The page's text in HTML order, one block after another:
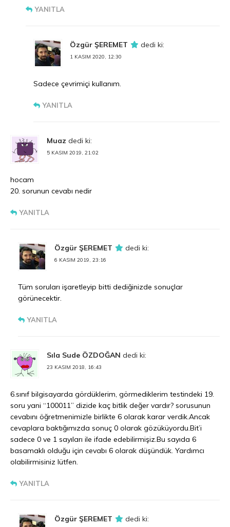
YANITLA
Özgür ŞEREMET dedi ki:
1 KASIM 2020, 12:30
Sadece çevrimiçi kullanım.
YANITLA
Muaz dedi ki:
5 KASIM 2019, 21:02
hocam
20. sorunun cevabı nedir
YANITLA
Özgür ŞEREMET dedi ki:
6 KASIM 2019, 23:16
Tüm soruları işaretleyip bitti dediğinizde sonuçlar
görünecektir.
YANITLA
Sıla Sude ÖZDOĞAN dedi ki:
23 KASIM 2018, 16:43
6.sınıf bilgisayarda gördüklerim, görmediklerim testindeki 19.
soru yani “100011” dizide kaç bitlik değer vardır? sorusunun
cevabını öğretmenimizle birlikte 6 olarak karar verdik.Ancak
cevaplara baktığımızda sonuç 0 olarak gözüküyordu.Bit’i
sadece 0 ve 1 sayıları ile ifade edebilirmişiz.Bu sayıda 6
basamaklı olduğu için cevabı 6 olarak düşündük. Yardımcı
olabilirmisiniz lütfen.
YANITLA
Özgür ŞEREMET dedi ki: